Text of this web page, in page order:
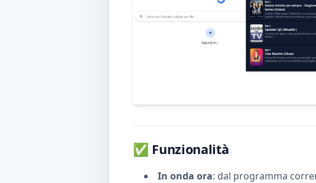
✅ Funzionalità
In onda ora: dal programma